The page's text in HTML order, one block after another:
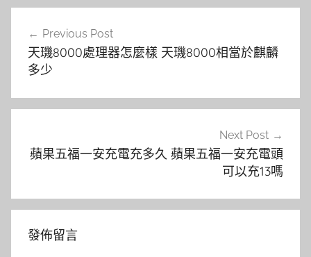
覽
Previous Post
天璣8000處理器怎麼樣 天璣8000相當於麒麟
多少
Next Post
蘋果五福一安充電充多久 蘋果五福一安充電頭
可以充13嗎
發佈留言